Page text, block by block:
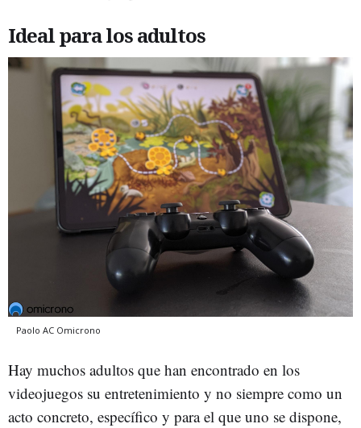
Ideal para los adultos
Paolo AC Omicrono
Hay muchos adultos que han encontrado en los
videojuegos su entretenimiento y no siempre como un
acto concreto, específico y para el que uno se dispone,